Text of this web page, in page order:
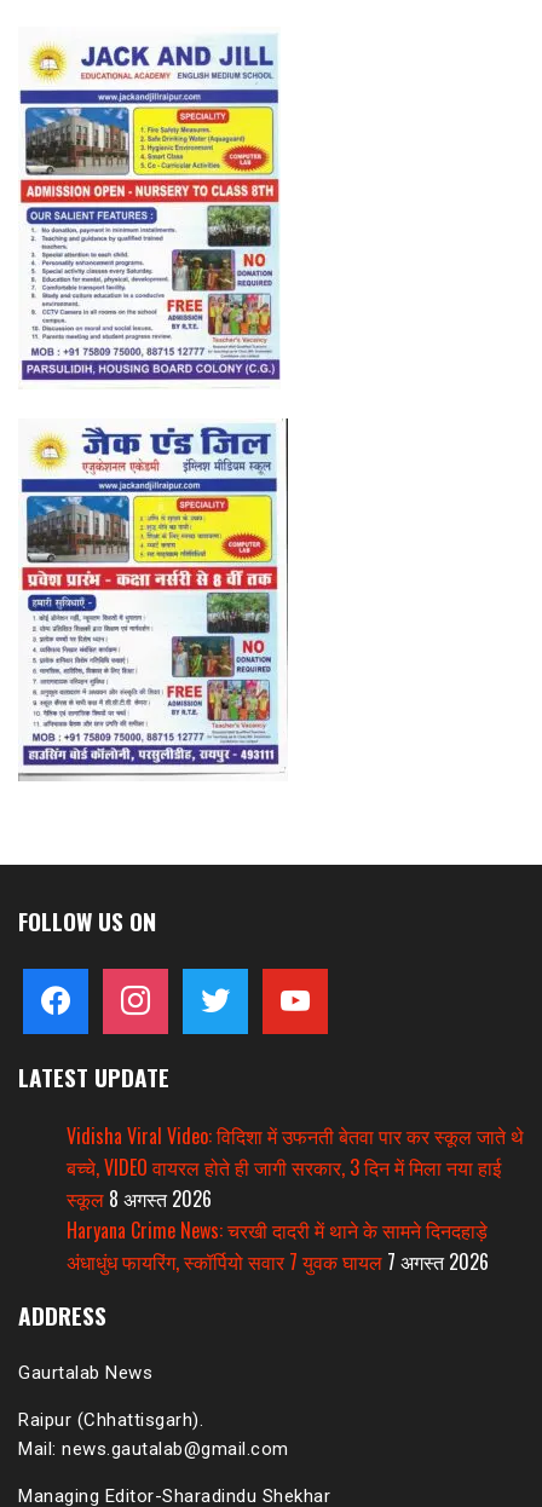
FOLLOW US ON
facebook instagram twitter youtube
LATEST UPDATE
Vidisha Viral Video: विदिशा में उफनती बेतवा पार कर स्कूल जाते थे
बच्चे, VIDEO वायरल होते ही जागी सरकार, 3 दिन में मिला नया हाई
स्कूल 8 अगस्त 2026
Haryana Crime News: चरखी दादरी में थाने के सामने दिनदहाड़े
अंधाधुंध फायरिंग, स्कॉर्पियो सवार 7 युवक घायल 7 अगस्त 2026
ADDRESS
Gaurtalab News
Raipur (Chhattisgarh).
Mail: news.gautalab@gmail.com
Managing Editor-Sharadindu Shekhar